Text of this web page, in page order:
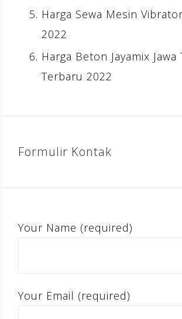
Harga Sewa Mesin
2022
Harga Beton Jayamix Jawa
Terbaru 2022
Formulir Kontak
Your Name (required)
Your Email (required)